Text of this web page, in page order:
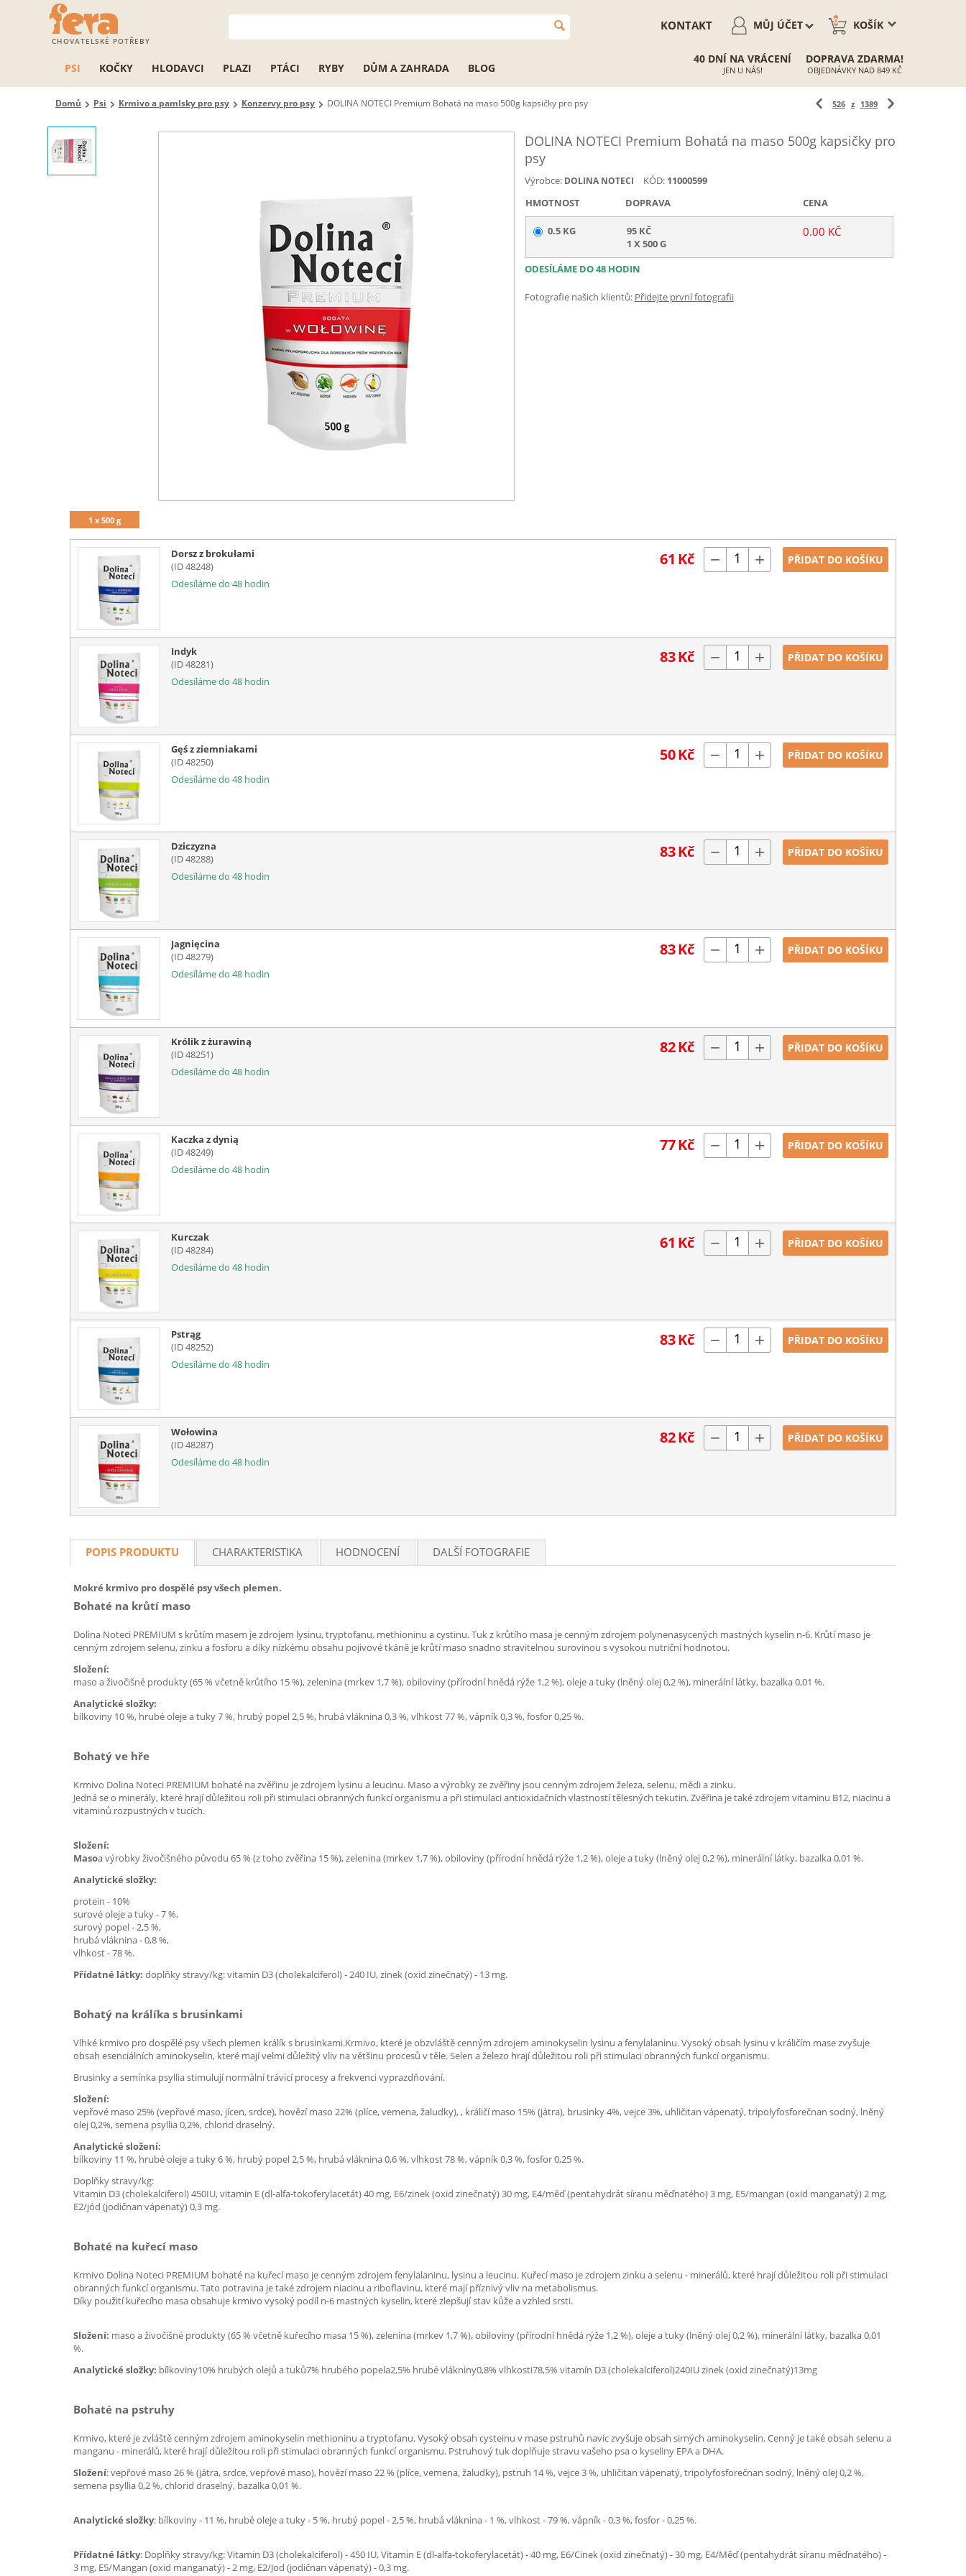
CHOVATELSKÉ POTŘEBY
KOŠÍK
0
MŮJ ÚČET
KONTAKT
PSI KOČKY HLODAVCI PLAZI PTÁCI RYBY DŮM A ZAHRADA BLOG
40 DNÍ NA VRÁCENÍ
JEN U NÁS!
DOPRAVA ZDARMA!
OBJEDNÁVKY NAD 849 KČ
Domů Psi Krmivo a pamlsky pro psy Konzervy pro psy DOLINA NOTECI Premium Bohatá na maso 500g kapsičky pro psy 526 z 1389
DOLINA NOTECI Premium Bohatá na maso 500g kapsičky pro
psy
Výrobce: DOLINA NOTECI KÓD: 11000599
HMOTNOST
DOPRAVA CENA
0.5 KG
95 KČ
1 X 500 G
0.00 KČ
ODESÍLÁME DO 48 HODIN
Fotografie našich klientů: Přidejte první fotografii
1 x 500 g
Dorsz z brokułami
(ID 48248)
Odesíláme do 48 hodin
61 Kč − + PŘIDAT DO KOŠÍKU
Indyk
(ID 48281)
Odesíláme do 48 hodin
83Kč − + PŘIDAT DO KOŠÍKU
Gęś z ziemniakami
(ID 48250)
Odesíláme do 48 hodin
50Kč − + PŘIDAT DO KOŠÍKU
Dziczyzna
(ID 48288)
Odesíláme do 48 hodin
83Kč − + PŘIDAT DO KOŠÍKU
Jagnięcina
(ID 48279)
Odesíláme do 48 hodin
83Kč − + PŘIDAT DO KOŠÍKU
Królik z żurawiną
(ID 48251)
Odesíláme do 48 hodin
82Kč − + PŘIDAT DO KOŠÍKU
Kaczka z dynią
(ID 48249)
Odesíláme do 48 hodin
77Kč − + PŘIDAT DO KOŠÍKU
Kurczak
(ID 48284)
Odesíláme do 48 hodin
61 Kč − + PŘIDAT DO KOŠÍKU
Pstrąg
(ID 48252)
Odesíláme do 48 hodin
83Kč − + PŘIDAT DO KOŠÍKU
Wołowina
(ID 48287)
Odesíláme do 48 hodin
82Kč − + PŘIDAT DO KOŠÍKU
POPIS PRODUKTU CHARAKTERISTIKA HODNOCENÍ DALŠÍ FOTOGRAFIE
Mokré krmivo pro dospělé psy všech plemen.
Bohaté na krůtí maso
Dolina Noteci PREMIUM s krůtím masem je zdrojem lysinu, tryptofanu, methioninu a cystinu. Tuk z krůtího masa je cenným zdrojem polynenasycených mastných kyselin n-6. Krůtí maso je
cenným zdrojem selenu, zinku a fosforu a díky nízkému obsahu pojivové tkáně je krůtí maso snadno stravitelnou surovinou s vysokou nutriční hodnotou.
Složení:
maso a živočišné produkty (65 % včetně krůtího 15 %), zelenina (mrkev 1,7 %), obiloviny (přírodní hnědá rýže 1,2 %), oleje a tuky (lněný olej 0,2 %), minerální látky, bazalka 0,01 %.
Analytické složky:
bílkoviny 10 %, hrubé oleje a tuky 7 %, hrubý popel 2,5 %, hrubá vláknina 0,3 %, vlhkost 77 %, vápník 0,3 %, fosfor 0,25 %.
Bohatý ve hře
Krmivo Dolina Noteci PREMIUM bohaté na zvěřinu je zdrojem lysinu a leucinu. Maso a výrobky ze zvěřiny jsou cenným zdrojem železa, selenu, mědi a zinku.
Jedná se o minerály, které hrají důležitou roli při stimulaci obranných funkcí organismu a při stimulaci antioxidačních vlastností tělesných tekutin. Zvěřina je také zdrojem vitaminu B12, niacinu a
vitaminů rozpustných v tucích.
Složení:
Masoa výrobky živočišného původu 65 % (z toho zvěřina 15 %), zelenina (mrkev 1,7 %), obiloviny (přírodní hnědá rýže 1,2 %), oleje a tuky (lněný olej 0,2 %), minerální látky, bazalka 0,01 %.
Analytické složky:
protein - 10%
surové oleje a tuky - 7 %,
surový popel - 2,5 %,
hrubá vláknina - 0,8 %,
vlhkost - 78 %.
Přídatné látky: doplňky stravy/kg: vitamin D3 (cholekalciferol) - 240 IU, zinek (oxid zinečnatý) - 13 mg.
Bohatý na králíka s brusinkami
Vlhké krmivo pro dospělé psy všech plemen králík s brusinkami.Krmivo, které je obzvláště cenným zdrojem aminokyselin lysinu a fenylalaninu. Vysoký obsah lysinu v králičím mase zvyšuje
obsah esenciálních aminokyselin, které mají velmi důležitý vliv na většinu procesů v těle. Selen a železo hrají důležitou roli při stimulaci obranných funkcí organismu.
Brusinky a semínka psyllia stimulují normální trávicí procesy a frekvenci vyprazdňování.
Složení:
vepřové maso 25% (vepřové maso, jícen, srdce), hovězí maso 22% (plíce, vemena, žaludky), , králičí maso 15% (játra), brusinky 4%, vejce 3%, uhličitan vápenatý, tripolyfosforečnan sodný, lněný
olej 0,2%, semena psyllia 0,2%, chlorid draselný.
Analytické složení:
bílkoviny 11 %, hrubé oleje a tuky 6 %, hrubý popel 2,5 %, hrubá vláknina 0,6 %, vlhkost 78 %, vápník 0,3 %, fosfor 0,25 %.
Doplňky stravy/kg:
Vitamin D3 (cholekalciferol) 450IU, vitamin E (dl-alfa-tokoferylacetát) 40 mg, E6/zinek (oxid zinečnatý) 30 mg, E4/měď (pentahydrát síranu měďnatého) 3 mg, E5/mangan (oxid manganatý) 2 mg,
E2/jód (jodičnan vápenatý) 0,3 mg.
Bohaté na kuřecí maso
Krmivo Dolina Noteci PREMIUM bohaté na kuřecí maso je cenným zdrojem fenylalaninu, lysinu a leucinu. Kuřecí maso je zdrojem zinku a selenu - minerálů, které hrají důležitou roli při stimulaci
obranných funkcí organismu. Tato potravina je také zdrojem niacinu a riboflavinu, které mají příznivý vliv na metabolismus.
Díky použití kuřecího masa obsahuje krmivo vysoký podíl n-6 mastných kyselin, které zlepšují stav kůže a vzhled srsti.
Složení: maso a živočišné produkty (65 % včetně kuřecího masa 15 %), zelenina (mrkev 1,7 %), obiloviny (přírodní hnědá rýže 1,2 %), oleje a tuky (lněný olej 0,2 %), minerální látky, bazalka 0,01
%.
Analytické složky: bílkoviny10% hrubých olejů a tuků7% hrubého popela2,5% hrubé vlákniny0,8% vlhkosti78,5% vitamín D3 (cholekalciferol)240IU zinek (oxid zinečnatý)13mg
Bohaté na pstruhy
Krmivo, které je zvláště cenným zdrojem aminokyselin methioninu a tryptofanu. Vysoký obsah cysteinu v mase pstruhů navíc zvyšuje obsah sirných aminokyselin. Cenný je také obsah selenu a
manganu - minerálů, které hrají důležitou roli při stimulaci obranných funkcí organismu. Pstruhový tuk doplňuje stravu vašeho psa o kyseliny EPA a DHA.
Složení: vepřové maso 26 % (játra, srdce, vepřové maso), hovězí maso 22 % (plíce, vemena, žaludky), pstruh 14 %, vejce 3 %, uhličitan vápenatý, tripolyfosforečnan sodný, lněný olej 0,2 %,
semena psyllia 0,2 %, chlorid draselný, bazalka 0,01 %.
Analytické složky: bílkoviny - 11 %, hrubé oleje a tuky - 5 %, hrubý popel - 2,5 %, hrubá vláknina - 1 %, vlhkost - 79 %, vápník - 0,3 %, fosfor - 0,25 %.
Přídatné látky: Doplňky stravy/kg: Vitamin D3 (cholekalciferol) - 450 IU, Vitamin E (dl-alfa-tokoferylacetát) - 40 mg, E6/Cinek (oxid zinečnatý) - 30 mg, E4/Měď (pentahydrát síranu měďnatého) -
3 mg, E5/Mangan (oxid manganatý) - 2 mg, E2/Jod (jodičnan vápenatý) - 0,3 mg.